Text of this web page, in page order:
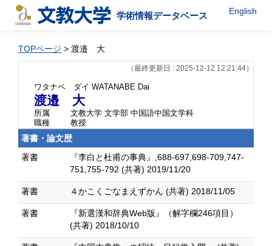
学術情報データベース English
TOPページ > 渡邉 大
（最終更新日 : 2025-12-12 12:21:44）
ワタナベ ダイ WATANABE Dai
渡邉 大
所属
文教大学 文学部 中国語中国文学科
職種
教授
著書・論文歴
著書
『李白と杜甫の事典』,688-697,698-709,747-
751,755-792 (共著) 2019/11/20
著書 ４かこくごなまえずかん (共著) 2018/11/05
著書
『新選漢和辞典Web版』（解字欄246項目）
(共著) 2018/10/10